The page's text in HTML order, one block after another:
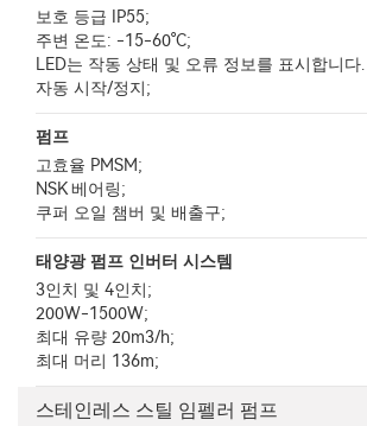
보호 등급 IP55;
주변 온도: -15-60°C;
LED는 작동 상태 및 오류 정보를 표시합니다.
자동 시작/정지;
펌프
고효율 PMSM;
NSK 베어링;
쿠퍼 오일 챔버 및 배출구;
태양광 펌프 인버터 시스템
3인치 및 4인치;
200W-1500W;
최대 유량 20m3/h;
최대 머리 136m;
스테인레스 스틸 임펠러 펌프